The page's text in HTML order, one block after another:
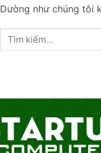
Dường như chúng tôi